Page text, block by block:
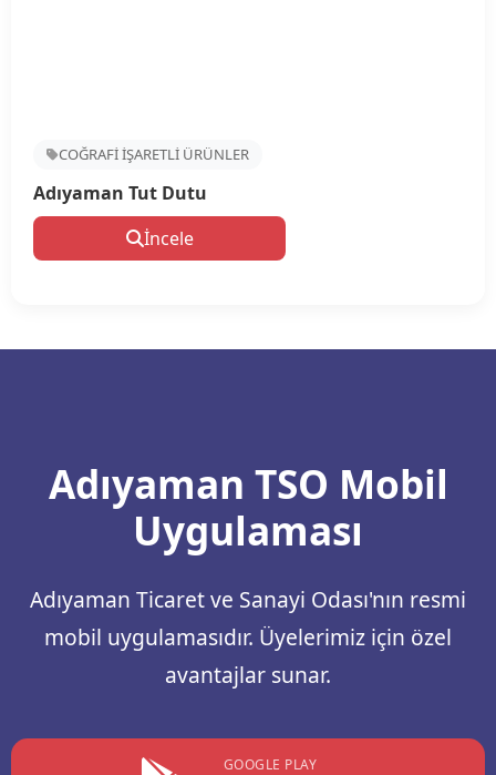
COĞRAFİ İŞARETLİ ÜRÜNLER
Adıyaman Tut Dutu
İncele
Adıyaman TSO Mobil
Uygulaması
Adıyaman Ticaret ve Sanayi Odası'nın resmi
mobil uygulamasıdır. Üyelerimiz için özel
avantajlar sunar.
GOOGLE PLAY